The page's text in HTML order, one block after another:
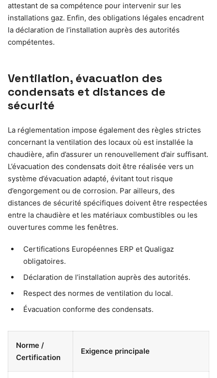
attestant de sa compétence pour intervenir sur les
installations gaz. Enfin, des obligations légales encadrent
la déclaration de l’installation auprès des autorités
compétentes.
Ventilation, évacuation des
condensats et distances de
sécurité
La réglementation impose également des règles strictes
concernant la ventilation des locaux où est installée la
chaudière, afin d’assurer un renouvellement d’air suffisant.
L’évacuation des condensats doit être réalisée vers un
système d’évacuation adapté, évitant tout risque
d’engorgement ou de corrosion. Par ailleurs, des
distances de sécurité spécifiques doivent être respectées
entre la chaudière et les matériaux combustibles ou les
ouvertures comme les fenêtres.
Certifications Européennes ERP et Qualigaz
obligatoires.
Déclaration de l’installation auprès des autorités.
Respect des normes de ventilation du local.
Évacuation conforme des condensats.
Norme /
Certification
Exigence principale